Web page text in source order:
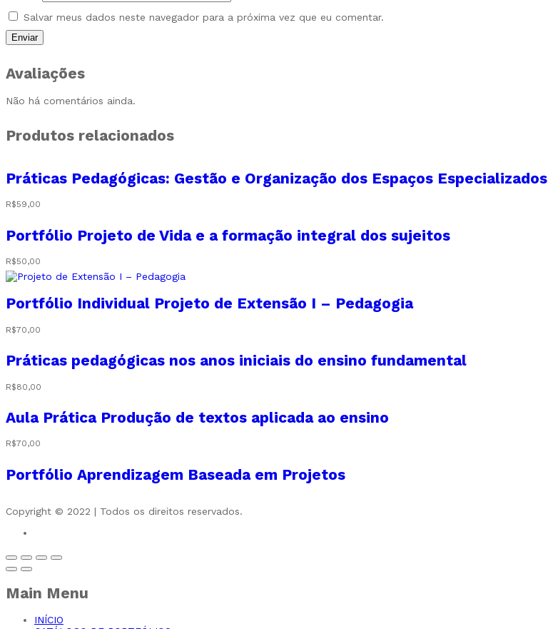
Salvar meus dados neste navegador para a próxima vez que eu comentar.
Avaliações
Não há comentários ainda.
Produtos relacionados
Práticas Pedagógicas: Gestão e Organização dos Espaços Especializados
R$59,00
Portfólio Projeto de Vida e a formação integral dos sujeitos
R$50,00
Portfólio Individual Projeto de Extensão I – Pedagogia
R$70,00
Práticas pedagógicas nos anos iniciais do ensino fundamental
R$80,00
Aula Prática Produção de textos aplicada ao ensino
R$70,00
Portfólio Aprendizagem Baseada em Projetos
Copyright © 2022 | Todos os direitos reservados.
Main Menu
INÍCIO